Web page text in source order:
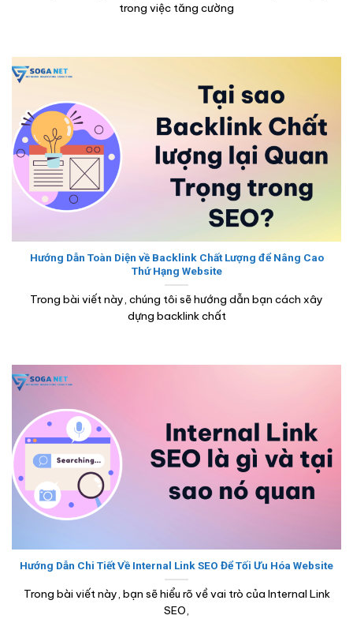
trong việc tăng cường
Hướng Dẫn Toàn Diện về Backlink Chất Lượng để Nâng Cao
Thứ Hạng Website
Trong bài viết này, chúng tôi sẽ hướng dẫn bạn cách xây
dựng backlink chất
Hướng Dẫn Chi Tiết Về Internal Link SEO Để Tối Ưu Hóa Website
Trong bài viết này, bạn sẽ hiểu rõ về vai trò của Internal Link
SEO,